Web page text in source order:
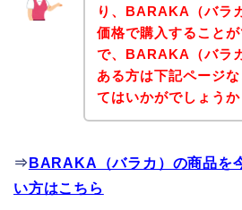
り、BARAKA（バラ
価格で購入すること
で、BARAKA（バラ
ある方は下記ページ
てはいかがでしょうか
⇒ BARAKA（バラカ）の商品を
い方はこちら